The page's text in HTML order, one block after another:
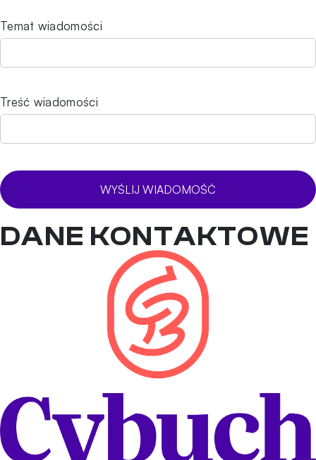
Temat wiadomości
Treść wiadomości
DANE KONTAKTOWE